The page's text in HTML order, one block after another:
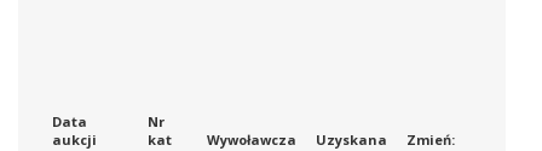
Data
aukcji
Nr
kat
Wywoławcza Uzyskana Zmień: